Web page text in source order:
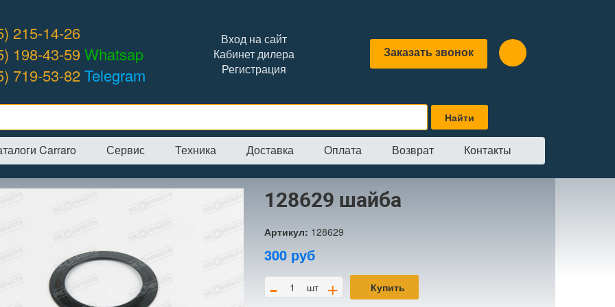
215-14-26
198-43-59Whatsap
719-53-82Telegram
Вход на сайт
Кабинет дилера
Регистрация
Заказать звонок
Carraro Сервис Техника Доставка Оплата Возврат Контакты
→Интернет-магазин →CARRARO Шайбы→128629 шайба
128629 шайба
Артикул: 128629
300 руб
- шт + Купить